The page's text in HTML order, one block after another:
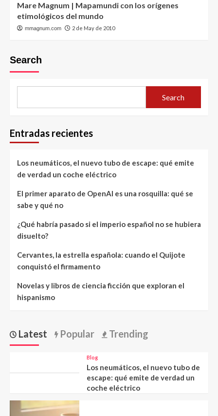
Mare Magnum | Mapamundi con los orígenes
etimológicos del mundo
mmagnum.com 2 de May de 2010
Search
Search
Entradas recientes
Los neumáticos, el nuevo tubo de escape: qué emite
de verdad un coche eléctrico
El primer aparato de OpenAI es una rosquilla: qué se
sabe y qué no
¿Qué habría pasado si el imperio español no se hubiera
disuelto?
Cervantes, la estrella española: cuando el Quijote
conquistó el firmamento
Novelas y libros de ciencia ficción que exploran el
hispanismo
Latest Popular Trending
Blog
Los neumáticos, el nuevo tubo de
escape: qué emite de verdad un
coche eléctrico